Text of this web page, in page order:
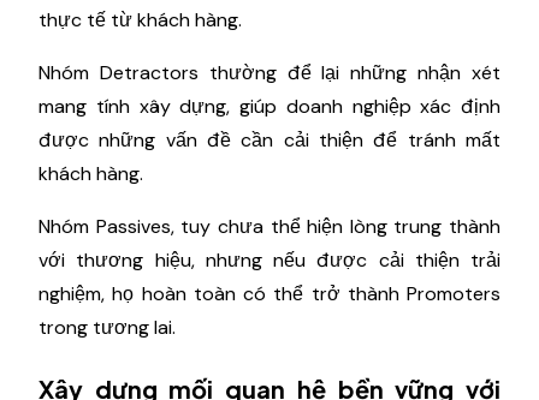
thực tế từ khách hàng.
Nhóm Detractors thường để lại những nhận xét
mang tính xây dựng, giúp doanh nghiệp xác định
được những vấn đề cần cải thiện để tránh mất
khách hàng.
Nhóm Passives, tuy chưa thể hiện lòng trung thành
với thương hiệu, nhưng nếu được cải thiện trải
nghiệm, họ hoàn toàn có thể trở thành Promoters
trong tương lai.
Xây dựng mối quan hệ bền vững với